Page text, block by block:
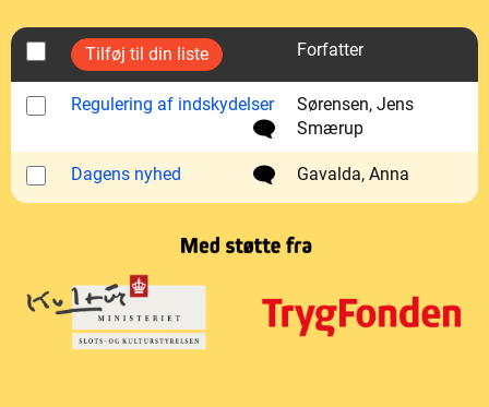
Forfatter
Regulering af indskydelser
Sørensen, Jens
Smærup
Dagens nyhed Gavalda, Anna